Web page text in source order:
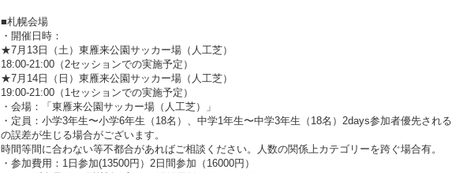
■札幌会場
・開催日時：
★7月13日（土）東雁来公園サッカー場（人工芝）
18:00-21:00（2セッションでの実施予定）
★7月14日（日）東雁来公園サッカー場（人工芝）
19:00-21:00（1セッションでの実施予定）
・会場：「東雁来公園サッカー場（人工芝）」
・定員：小学3年生〜小学6年生（18名）、中学1年生〜中学3年生（18名）2days参加者優先され
の誤差が生じる場合がございます。
時間等間に合わない等不都合があればご相談ください。人数の関係上カテゴリーを跨ぐ場合有。
・参加費用：1日参加(13500円）2日間参加（16000円）